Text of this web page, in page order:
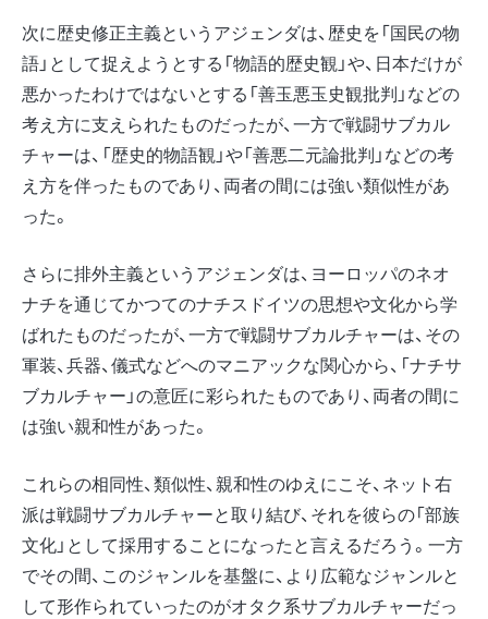
次に歴史修正主義というアジェンダは、歴史を「国民の物
語」として捉えようとする「物語的歴史観」や、日本だけが
悪かったわけではないとする「善玉悪玉史観批判」などの
考え方に支えられたものだったが、一方で戦闘サブカル
チャーは、「歴史的物語観」や「善悪二元論批判」などの考
え方を伴ったものであり、両者の間には強い類似性があ
った。
さらに排外主義というアジェンダは、ヨーロッパのネオ
ナチを通じてかつてのナチスドイツの思想や文化から学
ばれたものだったが、一方で戦闘サブカルチャーは、その
軍装、兵器、儀式などへのマニアックな関心から、「ナチサ
ブカルチャー」の意匠に彩られたものであり、両者の間に
は強い親和性があった。
これらの相同性、類似性、親和性のゆえにこそ、ネット右
派は戦闘サブカルチャーと取り結び、それを彼らの「部族
文化」として採用することになったと言えるだろう。一方
でその間、このジャンルを基盤に、より広範なジャンルと
して形作られていったのがオタク系サブカルチャーだっ